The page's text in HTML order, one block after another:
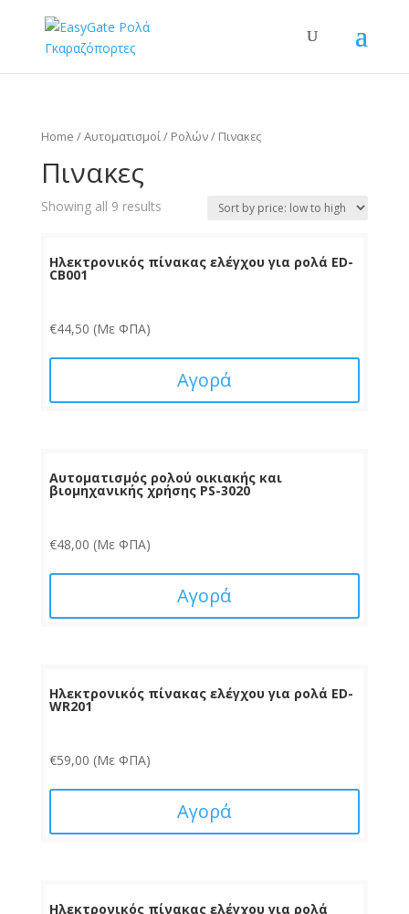
Home /Αυτοματισμοί/ Ρολών/ Πινακες
Πινακες
Showing all 9 results
Ηλεκτρονικός πίνακας ελέγχου για ρολά ED-
CB001
€44,50 (Με ΦΠΑ)
Αγορά
Αυτοματισμός ρολού οικιακής και
βιομηχανικής χρήσης PS-3020
€48,00 (Με ΦΠΑ)
Αγορά
Ηλεκτρονικός πίνακας ελέγχου για ρολά ED-
WR201
€59,00 (Με ΦΠΑ)
Αγορά
Ηλεκτρονικός πίνακας ελέγχου για ρολά